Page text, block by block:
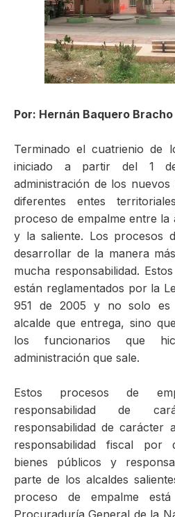
Por: Hernán Baquero Bracho
Terminado el cuatrienio de
iniciado a partir del 1
administración de los
diferentes entes
proceso de empalme entre la
y la saliente. Los procesos
desarrollar de la manera
mucha responsabilidad.
están reglamentados por la
951 de 2005 y no solo es
alcalde que entrega, sino
los funcionarios que
administración que sale.
Estos procesos de
responsabilidad de
responsabilidad de carácter
responsabilidad fiscal por
bienes públicos y
parte de los alcaldes
proceso de empalme
Procuraduría General de la